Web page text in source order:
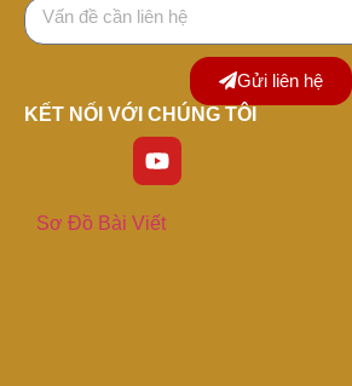
Gửi liên hệ
KẾT NỐI VỚI CHÚNG TÔI
Sơ Đồ Bài Viết